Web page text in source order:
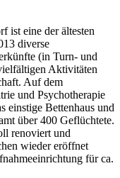
ist eine der ältesten
diverse
(in Turn- und
Aktivitäten
Auf dem
und Psychotherapie
einstige Bettenhaus und
über 400 Geflüchtete.
renoviert und
wieder eröffnet
für ca.